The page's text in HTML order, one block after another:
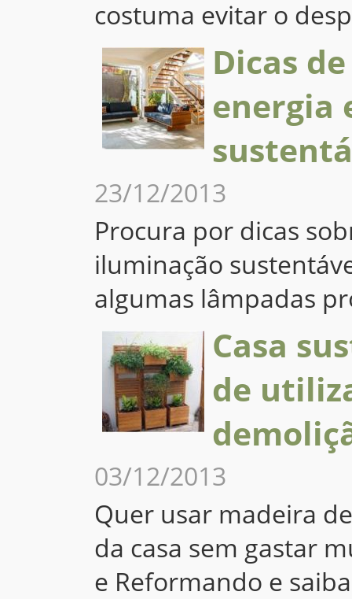
costuma evitar o
Dicas
energia
23/12/2013
Procura por dicas
iluminação
algumas lâmpadas
Casa
de
03/12/2013
Quer usar madeira
da casa sem gastar
e Reformando e